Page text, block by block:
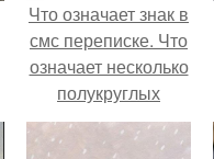
Что означает знак в
смс переписке. Что
означает несколько
полукруглых
скобочек в конце
предложения?